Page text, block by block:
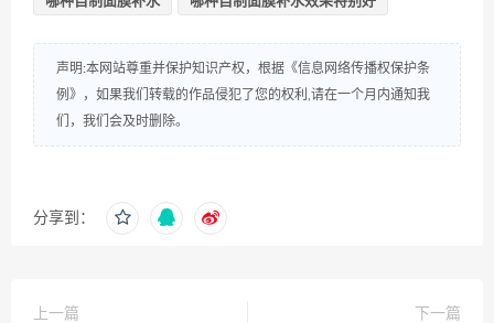
声明:本网站尊重并保护知识产权，根据《信息网络传播权保护条
例》，如果我们转载的作品侵犯了您的权利,请在一个月内通知我
们，我们会及时删除。
分享到：
上一篇
下一篇